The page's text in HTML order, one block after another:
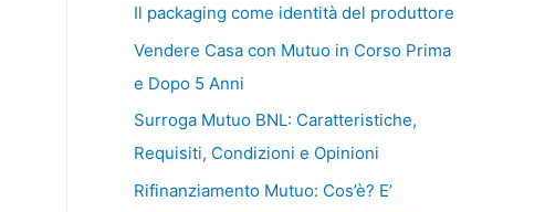
Il packaging come identità del produttore
Vendere Casa con Mutuo in Corso Prima
e Dopo 5 Anni
Surroga Mutuo BNL: Caratteristiche,
Requisiti, Condizioni e Opinioni
Rifinanziamento Mutuo: Cos’è? E’